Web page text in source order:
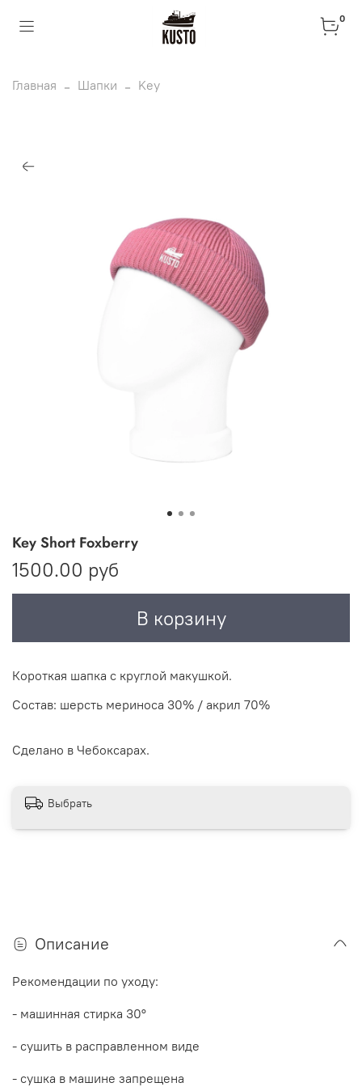
0
Главная Шапки Key
Key Short Foxberry
1500.00 руб
В корзину
Короткая шапка с круглой макушкой.
Состав: шерсть мериноса 30% / акрил 70%
Сделано в Чебоксарах.
Выбрать
Описание
Рекомендации по уходу:
- машинная стирка 30°
- сушить в расправленном виде
- сушка в машине запрещена